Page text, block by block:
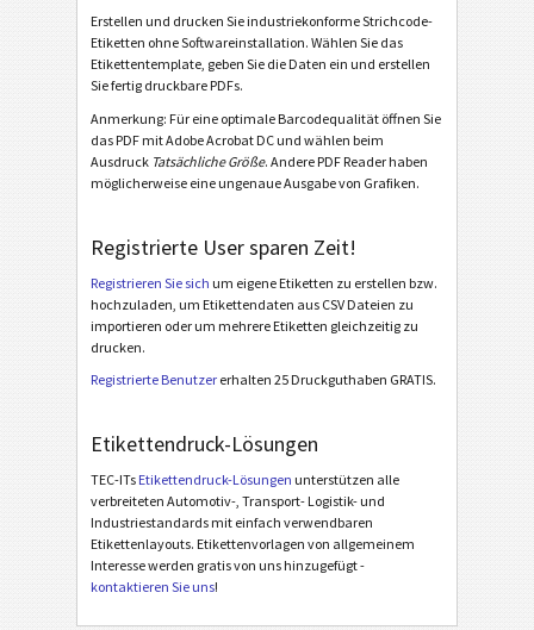
Cat - Single Pack Label SP20 - 2012 Laser
Cat - Master Pack Label SP20 - 2012 Laser
Cat Power Generation Systems - Master Pack Label
GS1 Labels
O Odette
MAT MAT Labels
LTO LTO Labels
Erstellen und drucken Sie industriekonforme Strichcode-
Etiketten ohne Softwareinstallation. Wählen Sie das
Etikettentemplate, geben Sie die Daten ein und erstellen
Sie fertig druckbare PDFs.
Anmerkung: Für eine optimale Barcodequalität öffnen Sie
das PDF mit Adobe Acrobat DC und wählen beim
Ausdruck Tatsächliche Größe. Andere PDF Reader haben
möglicherweise eine ungenaue Ausgabe von Grafiken.
Registrierte User sparen Zeit!
Registrieren Sie sich um eigene Etiketten zu erstellen bzw.
hochzuladen, um Etikettendaten aus CSV Dateien zu
importieren oder um mehrere Etiketten gleichzeitig zu
drucken.
Registrierte Benutzer erhalten 25 Druckguthaben GRATIS.
Etikettendruck-Lösungen
TEC-ITs Etikettendruck-Lösungen unterstützen alle
verbreiteten Automotiv-, Transport- Logistik- und
Industriestandards mit einfach verwendbaren
Etikettenlayouts. Etikettenvorlagen von allgemeinem
Interesse werden gratis von uns hinzugefügt -
kontaktieren Sie uns!